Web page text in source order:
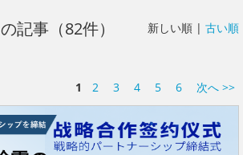
の記事（82件） 新しい順 | 古い順
1 2 3 4 5 6 次へ >>